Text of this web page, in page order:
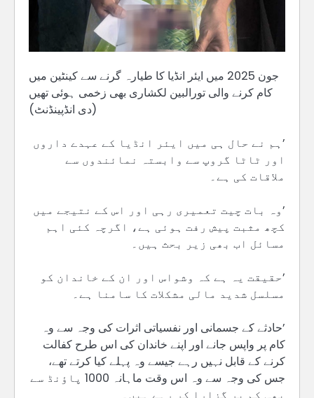
جون 2025 میں ایئر انڈیا کا طیارہ گرنے سے کینٹین میں
کام کرنے والی تورالبین لکشاری بھی زخمی ہوئی تھیں
(دی انڈپینڈنٹ)
’ہم نے حال ہی میں ایئر انڈیا کے عہدے داروں
اور ٹاٹا گروپ سے وابستہ نمائندوں سے
ملاقات کی ہے۔
’وہ بات چیت تعمیری رہی اور اس کے نتیجے میں
کچھ مثبت پیش رفت ہوئی ہے، اگرچہ کئی اہم
مسائل اب بھی زیر بحث ہیں۔
’حقیقت یہ ہے کہ وشواس اور ان کے خاندان کو
مسلسل شدید مالی مشکلات کا سامنا ہے۔
’حادثے کے جسمانی اور نفسیاتی اثرات کی وجہ سے وہ
کام پر واپس جانے اور اپنے خاندان کی اس طرح کفالت
کرنے کے قابل نہیں رہے جیسے وہ پہلے کیا کرتے تھے،
جس کی وجہ سے وہ اس وقت ماہانہ 1000 پاؤنڈ سے